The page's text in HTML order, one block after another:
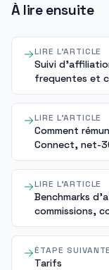
À lire ensuite
LIRE L'ARTICLE
Suivi
frequentes et
LIRE L'ARTICLE
Comment
Connect, net-
LIRE L'ARTICLE
Benchmarks
commissions,
ÉTAPE SUIVANTE
Tarifs